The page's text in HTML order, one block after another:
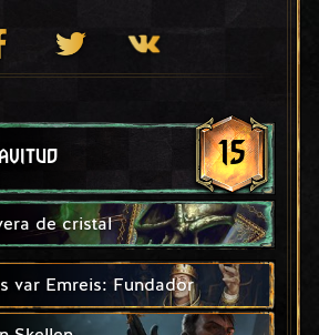
15
de cristal
var Emreis: Fundador